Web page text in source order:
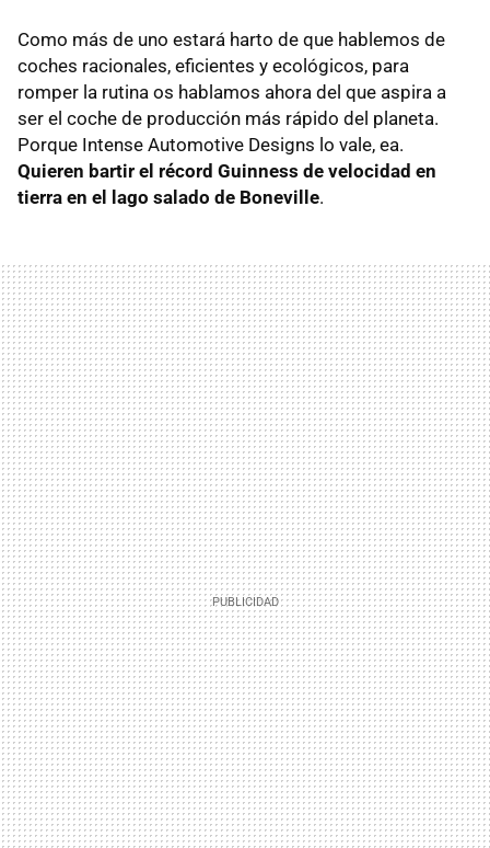
Como más de uno estará harto de que hablemos de
coches racionales, eficientes y ecológicos, para
romper la rutina os hablamos ahora del que aspira a
ser el coche de producción más rápido del planeta.
Porque Intense Automotive Designs lo vale, ea.
Quieren bartir el récord Guinness de velocidad en
tierra en el lago salado de Boneville.